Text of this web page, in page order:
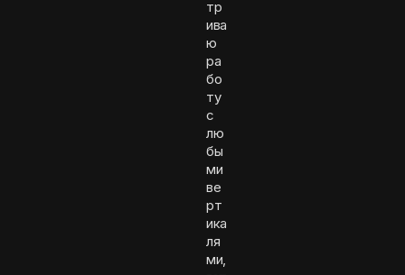
тр
ива
ю
ра
бо
ту
с
лю
бы
ми
ве
рт
ика
ля
ми,